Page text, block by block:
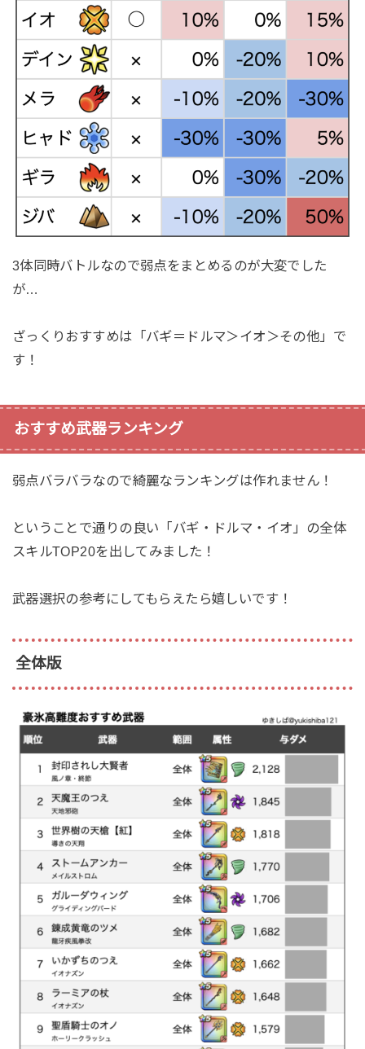
3体同時バトルなので弱点をまとめるのが大変でした
が…
ざっくりおすすめは「バギ＝ドルマ＞イオ＞その他」で
す！
おすすめ武器ランキング
弱点バラバラなので綺麗なランキングは作れません！
ということで通りの良い「バギ・ドルマ・イオ」の全体
スキルTOP20を出してみました！
武器選択の参考にしてもらえたら嬉しいです！
全体版